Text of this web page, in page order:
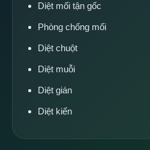
Diệt mối tận gốc
Phòng chống mối
Diệt chuột
Diệt muỗi
Diệt gián
Diệt kiến